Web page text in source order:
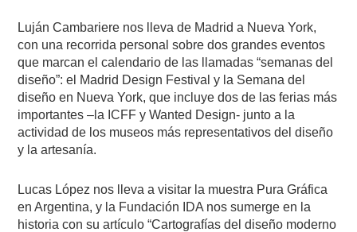
Luján Cambariere nos lleva de Madrid a Nueva York,
con una recorrida personal sobre dos grandes eventos
que marcan el calendario de las llamadas “semanas del
diseño”: el Madrid Design Festival y la Semana del
diseño en Nueva York, que incluye dos de las ferias más
importantes –la ICFF y Wanted Design- junto a la
actividad de los museos más representativos del diseño
y la artesanía.
Lucas López nos lleva a visitar la muestra Pura Gráfica
en Argentina, y la Fundación IDA nos sumerge en la
historia con su artículo “Cartografías del diseño moderno